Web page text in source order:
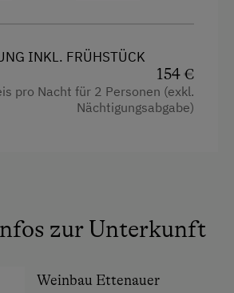
INKL. FRÜHSTÜCK
154 €
pro Nacht für 2 Personen (exkl.
Nächtigungsabgabe)
zur Unterkunft
Weinbau Ettenauer